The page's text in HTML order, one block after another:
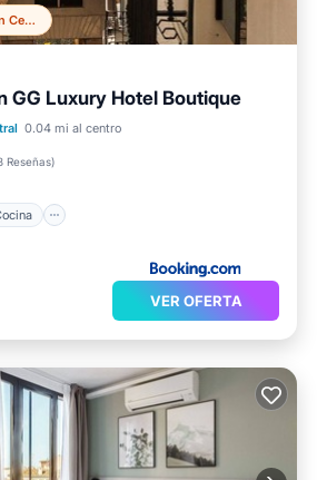
En el 20% superior en Central District
GG Luxury Hotel Boutique
0.04 mi al centro
Reseñas)
Cocina
VER OFERTA